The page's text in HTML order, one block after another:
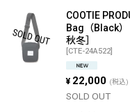
並び順
COOTIE
Bag（Black
秋冬］
[CTE-24A522]
¥ 22,000 (税込)
SOLD OUT